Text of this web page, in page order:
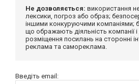
Не дозволяється: використання
лексики, погроз або образ;
іншими конкуруючими компаніями;
що ображають діяльність компанії і
розміщення посилань на сторонні
реклама та самореклама.
Введіть email: